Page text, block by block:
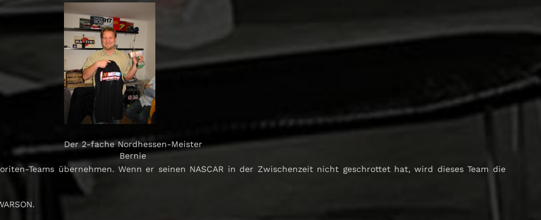
Der 2-fache Nordhessen-Meister
Bernie
Teams übernehmen. Wenn er seinen NASCAR in der Zwischenzeit nicht geschrottet hat, wird dieses Team die